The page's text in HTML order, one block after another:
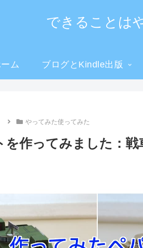
できることは
ム ブログとKindle出版
やってみた使ってみた
を作ってみました：戦